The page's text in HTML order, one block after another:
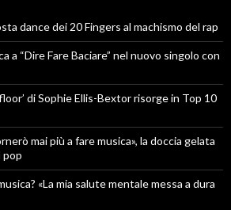
dance dei 20 Fingers al machismo del rap
a “Dire Fare Baciare” nel nuovo singolo con
di Sophie Ellis-Bextor risorge in Top 10
mai più a fare musica», la doccia gelata
pop
«La mia salute mentale messa a dura